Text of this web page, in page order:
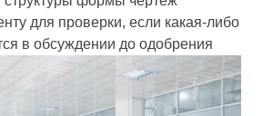
для проверки, если какая-либо
в обсуждении до одобрения